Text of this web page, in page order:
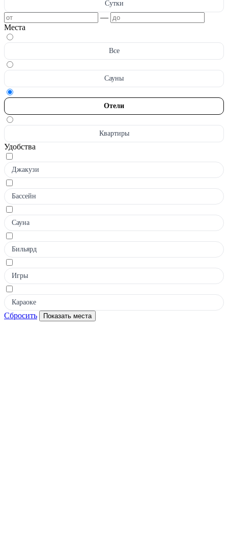
Сутки
—
Места
Все
Сауны
Отели
Квартиры
Удобства
Джакузи
Бассейн
Сауна
Бильярд
Игры
Караоке
Сбросить Показать места